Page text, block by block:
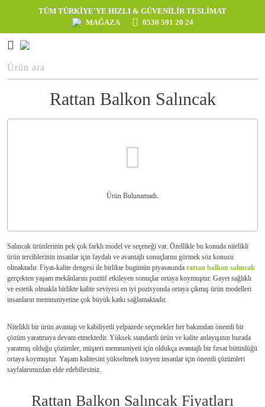
TÜM TÜRKİYE'YE HIZLI & GÜVENİLİR TESLİMAT
MAĞAZA
0530 591 20 24
Rattan Balkon Salıncak
Ürün Bulunamadı.
Salıncak ürünlerinin pek çok farklı model ve seçeneği var. Özellikle bu konuda nitelikli
ürün tercihlerinin insanlar için faydalı ve avantajlı sonuçlarını görmek söz konusu
olmaktadır. Fiyat-kalite dengesi ile birlikte bugünün piyasasında rattan balkon salıncak
gerçekten yaşam mekânlarını pozitif etkileyen sonuçlar ortaya koymuştur. Gayet sağlıklı
ve estetik olmakla birlikte kalite seviyesi en iyi pozisyonda ortaya çıkmış ürün modelleri
insanların memnuniyetine çok büyük katkı sağlamaktadır.
Nitelikli bir ürün avantajı ve kabiliyetli yelpazede seçenekler her bakımdan önemli bir
çözüm yaratmaya devam etmektedir. Yüksek standartlı ürün ve kalite anlayışının burada
yaratmış olduğu çözümler, müşteri memnuniyeti için oldukça avantajlı bir fırsat bütünlüğü
ortaya koymuştur. Yaşam kalitesini yükseltmek isteyen insanlar için önemli çözümleri
sayfalarımızdan elde edebilirsiniz.
Rattan Balkon Salıncak Fiyatları